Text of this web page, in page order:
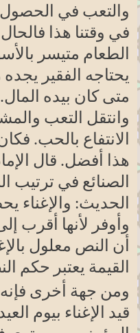
والتعب في الحصول
في وقتنا هذا
الطعام متيسر
يحتاجه الفقير
متى كان بيده
وانتقل التعب
الانتفاع بالحب.
هذا أفضل. قال
الصنائع في ترتيب
الحديث: والإغناء
وأوفر لأنها أقرب
أن النص معلول
القيمة يعتبر حكم
ومن جهة أخرى
قيد الإغناء بيوم